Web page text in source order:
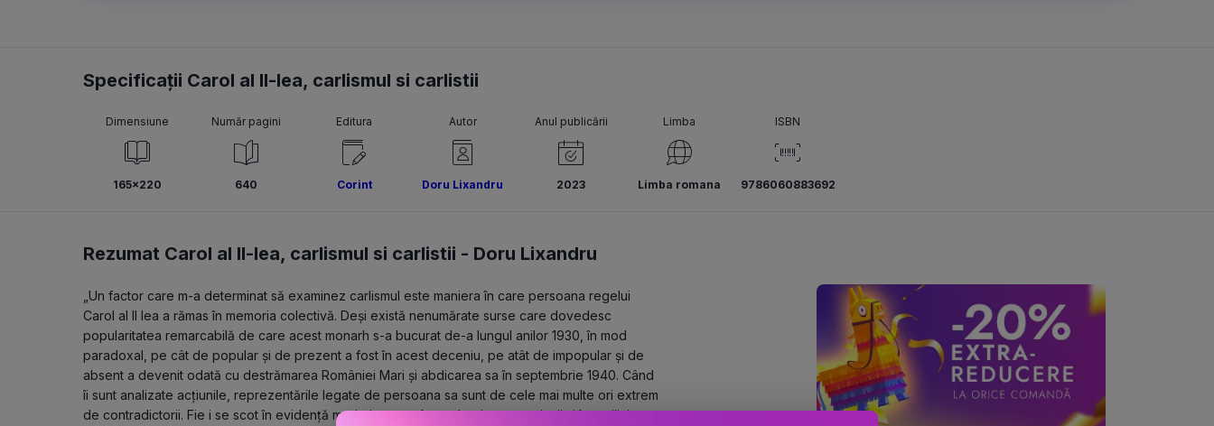
Specificații Carol al II-lea, carlismul si carlistii
Dimensiune
165x220
Număr pagini
640
Editura
Corint
Autor
Doru Lixandru
Anul publicării
2023
Limba
Limba romana
ISBN
9786060883692
Rezumat Carol al II-lea, carlismul si carlistii - Doru Lixandru
„Un factor care m-a determinat să examinez carlismul este maniera în care persoana regelui
Carol al II lea a rămas în memoria colectivă. Deși există nenumărate surse care dovedesc
popularitatea remarcabilă de care acest monarh s-a bucurat de-a lungul anilor 1930, în mod
paradoxal, pe cât de popular și de prezent a fost în acest deceniu, pe atât de impopular și de
absent a devenit odată cu destrămarea României Mari și abdicarea sa în septembrie 1940. Când
îi sunt analizate acțiunile, reprezentările legate de persoana sa sunt de cele mai multe ori extrem
de contradictorii. Fie i se scot în evidență meritele avute în modernizarea națiunii și în sprijinirea